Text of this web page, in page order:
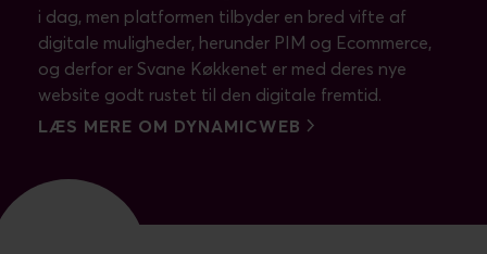
i dag, men platformen tilbyder en bred vifte af
digitale muligheder, herunder PIM og Ecommerce,
og derfor er Svane Køkkenet er med deres nye
website godt rustet til den digitale fremtid.
LÆS MERE OM DYNAMICWEB